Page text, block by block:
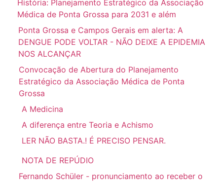
História: Planejamento Estratégico da Associação
Médica de Ponta Grossa para 2031 e além
Ponta Grossa e Campos Gerais em alerta: A
DENGUE PODE VOLTAR - NÃO DEIXE A EPIDEMIA
NOS ALCANÇAR
Convocação de Abertura do Planejamento
Estratégico da Associação Médica de Ponta
Grossa
A Medicina
A diferença entre Teoria e Achismo
LER NÃO BASTA.! É PRECISO PENSAR.
NOTA DE REPÚDIO
Fernando Schüler - pronunciamento ao receber o